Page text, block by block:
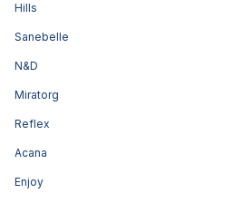
Hills
Sanebelle
N&D
Miratorg
Reflex
Acana
Enjoy